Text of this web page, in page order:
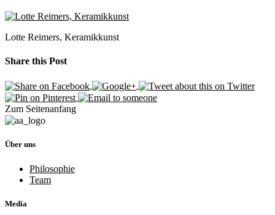
Lotte Reimers, Keramikkunst
Share this Post
Zum Seitenanfang
Über uns
Philosophie
Team
Media